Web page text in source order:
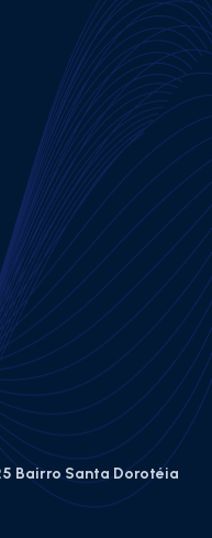
Bairro Santa Dorotéia